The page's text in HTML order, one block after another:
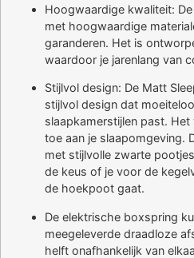
Hoogwaardige kwaliteit:
met hoogwaardige
garanderen. Het is
waardoor je jarenlang van
Stijlvol design: De Matt
stijlvol design dat
slaapkamerstijlen past.
toe aan je slaapomgeving.
met stijlvolle zwarte
de keus of je voor de
de hoekpoot gaat.
De elektrische boxspring
meegeleverde draadloze
helft onafhankelijk van